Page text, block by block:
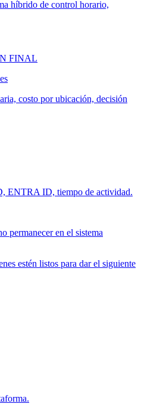
híbrido de control horario,
FINAL
costo por ubicación, decisión
ENTRA ID, tiempo de actividad.
permanecer en el sistema
estén listos para dar el siguiente